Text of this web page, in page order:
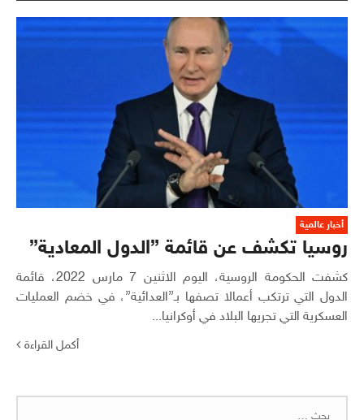
أخبار عالمية
روسيا تكشف عن قائمة ”الدول المعادية”
كشفت الحكومة الروسية، اليوم الاثنين 7 مارس 2022، قائمة
الدول التي ترتكب أعمالا تصفها بـ”العدائية”، في خضم العمليات
العسكرية التي تجريها البلاد في أوكرانيا...
أكمل القراءة